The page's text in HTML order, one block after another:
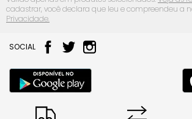
cadastrar, você declara que leu e compreendeu a
Privacidade.
SOCIAL